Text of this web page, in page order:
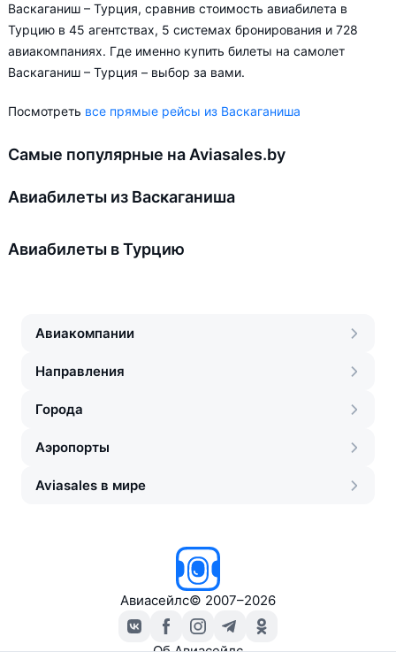
Васкаганиш – Турция, сравнив стоимость авиабилета в
Турцию в 45 агентствах, 5 системах бронирования и 728
авиакомпаниях. Где именно купить билеты на самолет
Васкаганиш – Турция – выбор за вами.
Посмотреть все прямые рейсы из Васкаганиша
Самые популярные на Aviasales.by
Авиабилеты из Васкаганиша
Авиабилеты в Турцию
Авиакомпании
Направления
Города
Аэропорты
Aviasales в мире
Авиасейлс© 2007–2026